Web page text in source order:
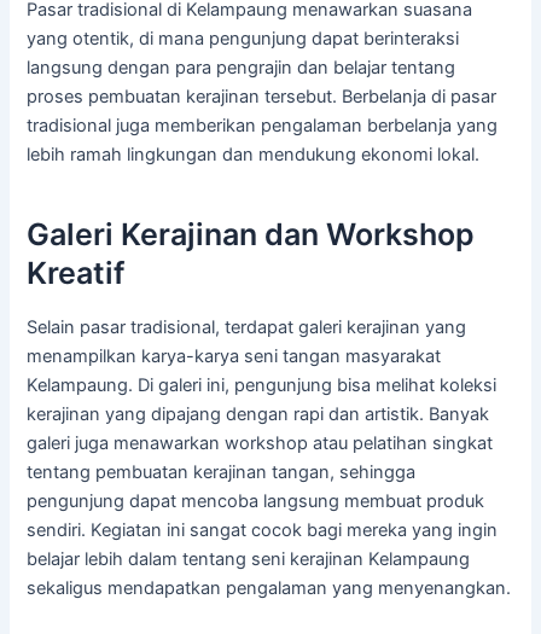
Pasar tradisional di Kelampaung menawarkan suasana
yang otentik, di mana pengunjung dapat berinteraksi
langsung dengan para pengrajin dan belajar tentang
proses pembuatan kerajinan tersebut. Berbelanja di pasar
tradisional juga memberikan pengalaman berbelanja yang
lebih ramah lingkungan dan mendukung ekonomi lokal.
Galeri Kerajinan dan Workshop
Kreatif
Selain pasar tradisional, terdapat galeri kerajinan yang
menampilkan karya-karya seni tangan masyarakat
Kelampaung. Di galeri ini, pengunjung bisa melihat koleksi
kerajinan yang dipajang dengan rapi dan artistik. Banyak
galeri juga menawarkan workshop atau pelatihan singkat
tentang pembuatan kerajinan tangan, sehingga
pengunjung dapat mencoba langsung membuat produk
sendiri. Kegiatan ini sangat cocok bagi mereka yang ingin
belajar lebih dalam tentang seni kerajinan Kelampaung
sekaligus mendapatkan pengalaman yang menyenangkan.